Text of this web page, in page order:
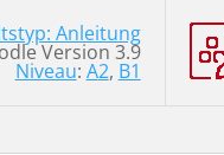
Anleitung
Version 3.9
Niveau: A2, B1